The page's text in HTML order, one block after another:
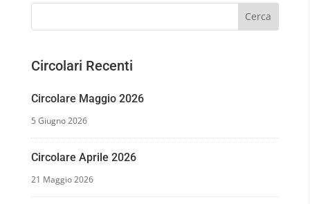
Circolari Recenti
Circolare Maggio 2026
5 Giugno 2026
Circolare Aprile 2026
21 Maggio 2026